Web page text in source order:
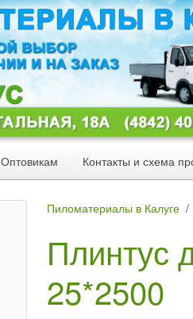
Оптовикам Контакты и схема
Пиломатериалы в Калуге
Плинтус
25*2500